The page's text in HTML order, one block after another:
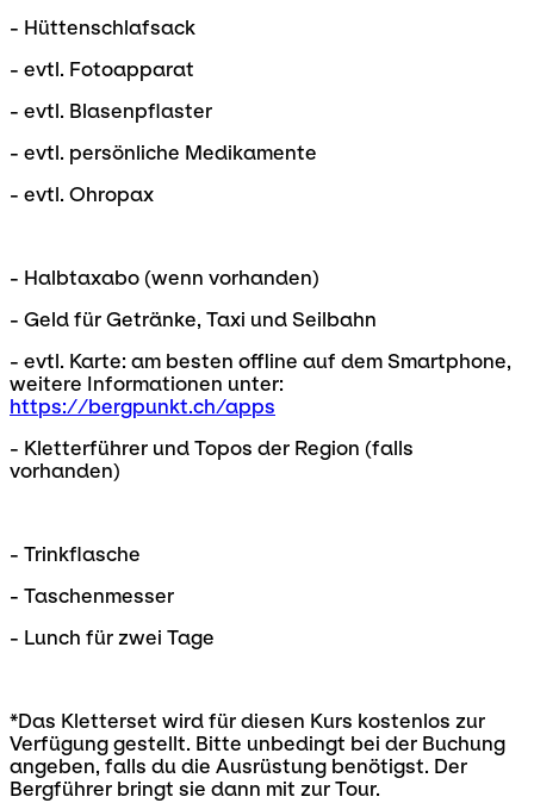
- Hüttenschlafsack
- evtl. Fotoapparat
- evtl. Blasenpflaster
- evtl. persönliche Medikamente
- evtl. Ohropax
- Halbtaxabo (wenn vorhanden)
- Geld für Getränke, Taxi und Seilbahn
- evtl. Karte: am besten offline auf dem Smartphone,
weitere Informationen unter:
https://bergpunkt.ch/apps
- Kletterführer und Topos der Region (falls
vorhanden)
- Trinkflasche
- Taschenmesser
- Lunch für zwei Tage
*Das Kletterset wird für diesen Kurs kostenlos zur
Verfügung gestellt. Bitte unbedingt bei der Buchung
angeben, falls du die Ausrüstung benötigst. Der
Bergführer bringt sie dann mit zur Tour.